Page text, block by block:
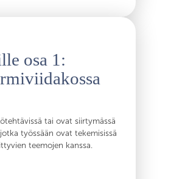
osa 1:
tai ovat siirtymässä
työssään ovat tekemisissä
teemojen kanssa.